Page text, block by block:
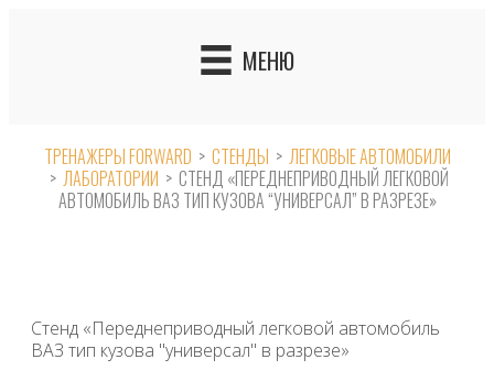
МЕНЮ
ТРЕНАЖЕРЫ FORWARD > СТЕНДЫ > ЛЕГКОВЫЕ АВТОМОБИЛИ
> ЛАБОРАТОРИИ > СТЕНД «ПЕРЕДНЕПРИВОДНЫЙ ЛЕГКОВОЙ
АВТОМОБИЛЬ ВАЗ ТИП КУЗОВА “УНИВЕРСАЛ” В РАЗРЕЗЕ»
Стенд «Переднеприводный легковой автомобиль
ВАЗ тип кузова "универсал" в разрезе»